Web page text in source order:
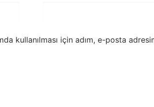
kullanılması için adım, e-posta